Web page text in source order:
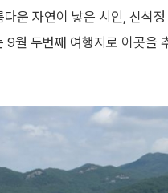
운 자연이 낳은 시인, 신석정
월 두번째 여행지로 이곳을